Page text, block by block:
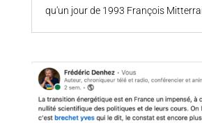
qu'un jour de 1993 François